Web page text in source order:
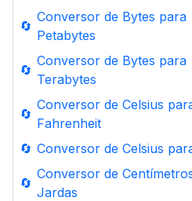
🔄
Conversor de Bytes para
Petabytes
🔄
Conversor de Bytes para
Terabytes
🔄
Conversor de Celsius
Fahrenheit
🔄 Conversor de Celsius
🔄
Conversor de
Jardas